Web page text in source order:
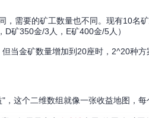
，需要的矿工数量也不同。现有10名
矿350金/3人，E矿400金/5人）
当金矿数量增加到20座时，2^20种
这个二维数组就像一张收益地图，每